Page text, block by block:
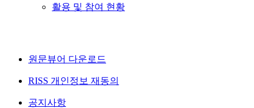
활용 및 참여 현황
원문뷰어 다운로드
RISS 개인정보 재동의
공지사항